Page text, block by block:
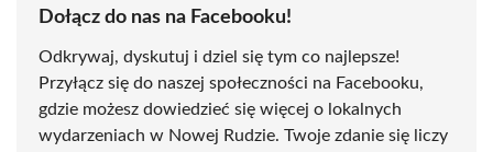
Dołącz do nas na Facebooku!
Odkrywaj, dyskutuj i dziel się tym co najlepsze!
Przyłącz się do naszej społeczności na Facebooku,
gdzie możesz dowiedzieć się więcej o lokalnych
wydarzeniach w Nowej Rudzie. Twoje zdanie się liczy